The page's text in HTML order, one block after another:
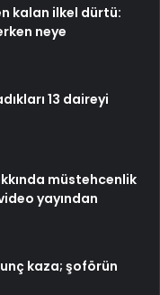
kalan ilkel dürtü:
neye
13 daireyi
müstehcenlik
yayından
kaza; şoförün